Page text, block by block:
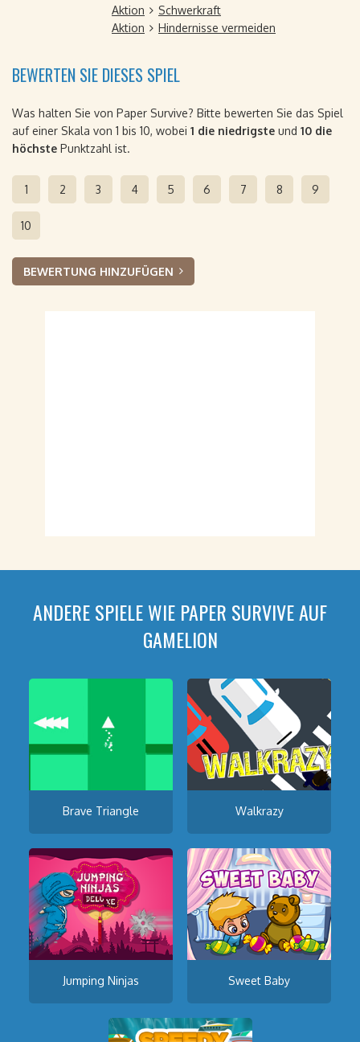
Aktion
Schwerkraft
Aktion
Hindernisse vermeiden
BEWERTEN SIE DIESES SPIEL
Was halten Sie von Paper Survive? Bitte bewerten Sie das Spiel
auf einer Skala von 1 bis 10, wobei 1 die niedrigste und 10 die
höchste Punktzahl ist.
1 2 3 4 5 6 7 8 9
10
BEWERTUNG HINZUFÜGEN
ANDERE SPIELE WIE PAPER SURVIVE AUF
GAMELION
Brave Triangle Walkrazy
Jumping Ninjas Sweet Baby